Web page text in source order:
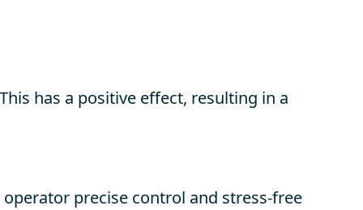
has a positive effect, resulting in a
precise control and stress-free